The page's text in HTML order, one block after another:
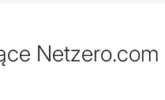
Netzero.com